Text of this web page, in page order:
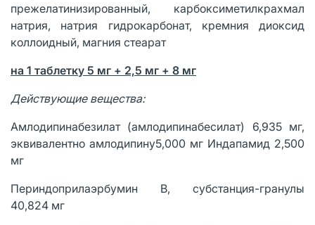
прежелатинизированный, карбоксиметилкрахмал
натрия, натрия гидрокарбонат, кремния диоксид
коллоидный, магния стеарат
на 1 таблетку 5 мг + 2,5 мг + 8 мг
Действующие вещества:
Амлодипинабезилат (амлодипинабесилат) 6,935 мг,
эквивалентно амлодипину5,000 мг Индапамид 2,500
мг
Периндоприлаэрбумин В, субстанция-гранулы
40,824 мг